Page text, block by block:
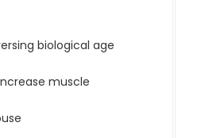
biological age
muscle